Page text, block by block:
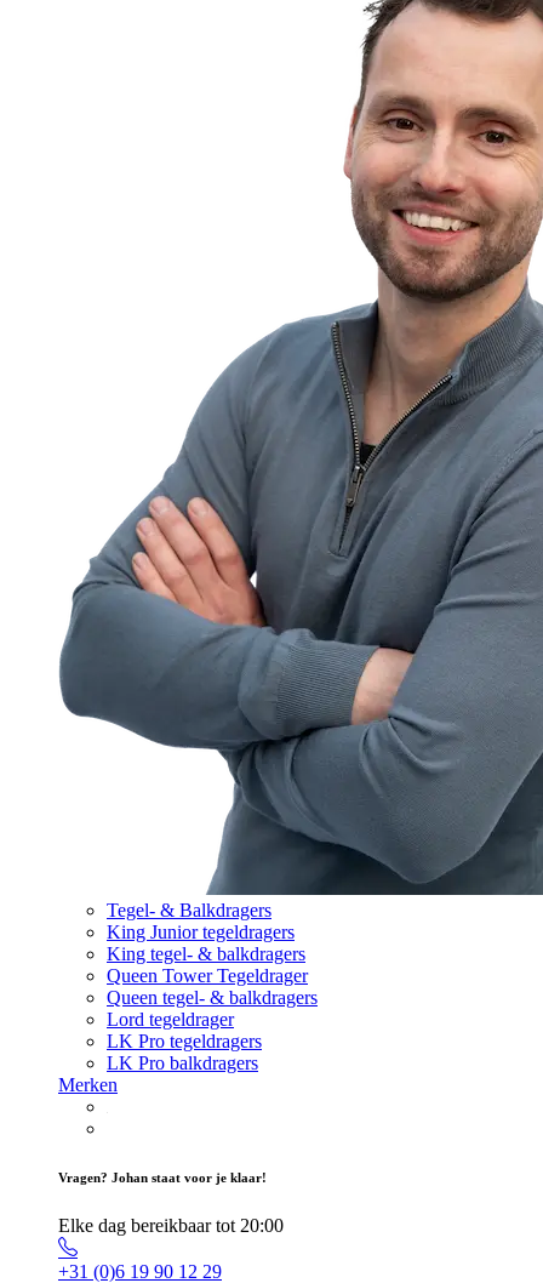
Tegel- & Balkdragers
King Junior tegeldragers
King tegel- & balkdragers
Queen Tower Tegeldrager
Queen tegel- & balkdragers
Lord tegeldrager
LK Pro tegeldragers
LK Pro balkdragers
Merken
Vragen? Johan staat voor je klaar!
Elke dag bereikbaar tot 20:00
+31 (0)6 19 90 12 29